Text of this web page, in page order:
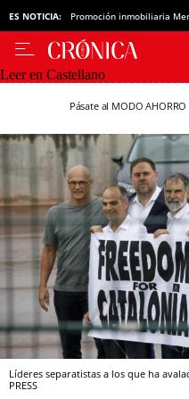
ES NOTICIA: Promoción inmobiliaria
Leer en Castellano
Pásate al MODO AHORRO
Líderes separatistas a los que ha
PRESS